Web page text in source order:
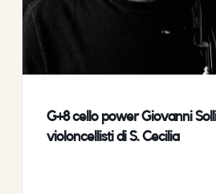
G+8 cello power Giovanni
violoncellisti di S. Cecilia